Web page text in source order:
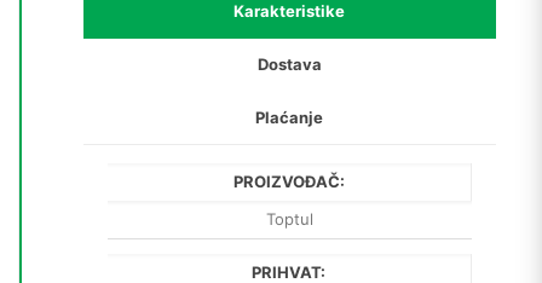
Karakteristike
Dostava
Plaćanje
PROIZVOĐAČ:
Toptul
PRIHVAT: